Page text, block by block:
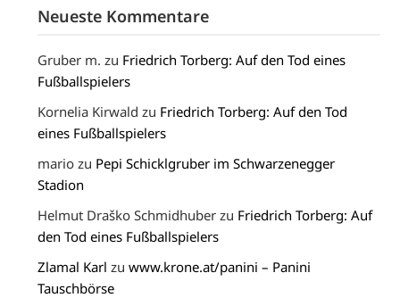
Neueste Kommentare
Gruber m. zu Friedrich Torberg: Auf den Tod eines
Fußballspielers
Kornelia Kirwald zu Friedrich Torberg: Auf den Tod
eines Fußballspielers
mario zu Pepi Schicklgruber im Schwarzenegger
Stadion
Helmut Draško Schmidhuber zu Friedrich Torberg: Auf
den Tod eines Fußballspielers
Zlamal Karl zuwww.krone.at/panini – Panini
Tauschbörse